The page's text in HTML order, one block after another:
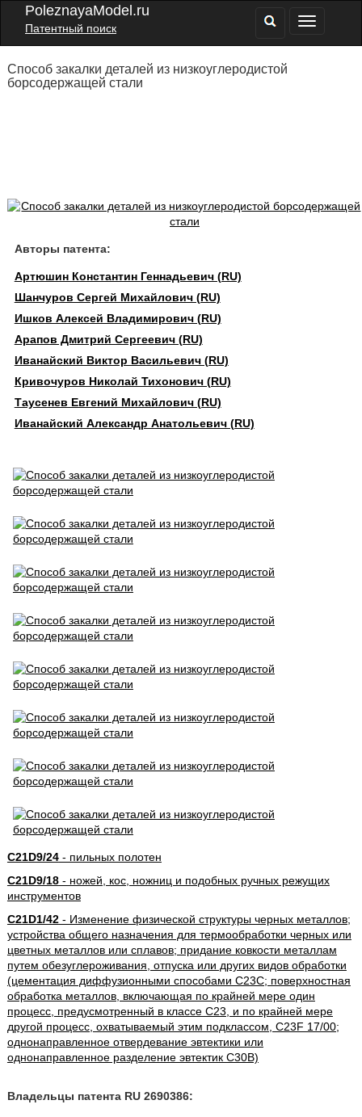
PoleznayaModel.ru
Патентный поиск
Способ закалки деталей из низкоуглеродистой
борсодержащей стали
Авторы патента:
Артюшин Константин Геннадьевич (RU)
Шанчуров Сергей Михайлович (RU)
Ишков Алексей Владимирович (RU)
Арапов Дмитрий Сергеевич (RU)
Иванайский Виктор Васильевич (RU)
Кривочуров Николай Тихонович (RU)
Таусенев Евгений Михайлович (RU)
Иванайский Александр Анатольевич (RU)
C21D9/24- пильных полотен
C21D9/18- ножей, кос, ножниц и подобных ручных режущих
инструментов
C21D1/42- Изменение физической структуры черных металлов;
устройства общего назначения для термообработки черных или
цветных металлов или сплавов; придание ковкости металлам
путем обезуглероживания, отпуска или других видов обработки
(цементация диффузионными способами C23C; поверхностная
обработка металлов, включающая по крайней мере один
процесс, предусмотренный в классе C23, и по крайней мере
другой процесс, охватываемый этим подклассом, C23F 17/00;
однонаправленное отвердевание эвтектики или
однонаправленное разделение эвтектик C30B)
Владельцы патента RU 2690386: